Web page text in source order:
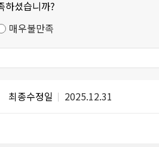
하셨습니까?
매우불만족
최종수정일 2025.12.31